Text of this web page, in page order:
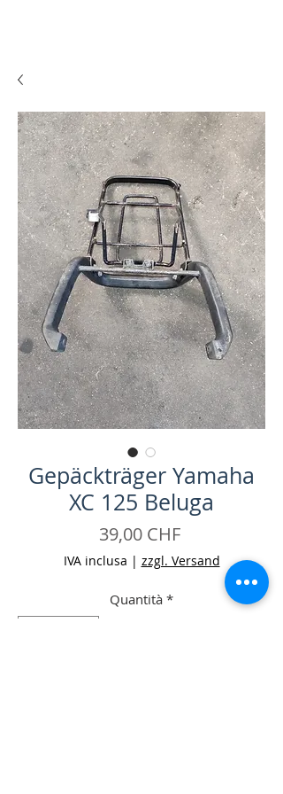
Gepäckträger Yamaha
XC 125 Beluga
39,00 CHFPrezzo
IVA inclusa | zzgl. Versand
Quantità *